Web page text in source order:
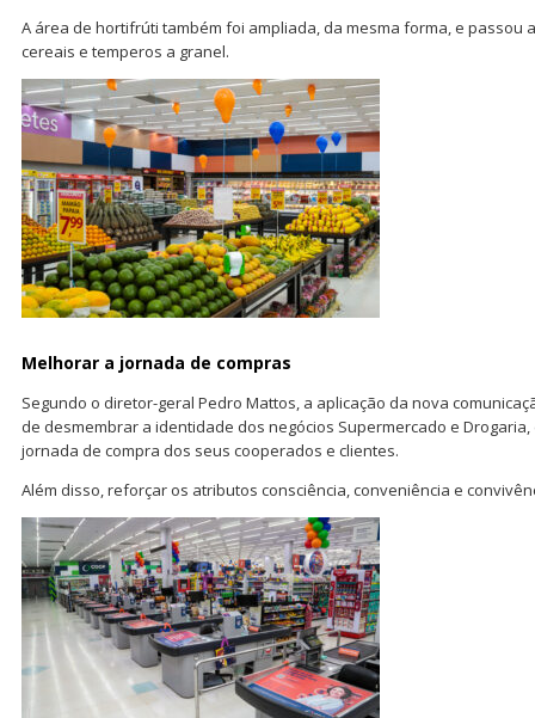
A área de hortifrúti também foi ampliada, da mesma forma, e passou
cereais e temperos a granel.
Melhorar a jornada de compras
Segundo o diretor-geral Pedro Mattos, a aplicação da nova
de desmembrar a identidade dos negócios Supermercado e
jornada de compra dos seus cooperados e clientes.
Além disso, reforçar os atributos consciência, conveniência e